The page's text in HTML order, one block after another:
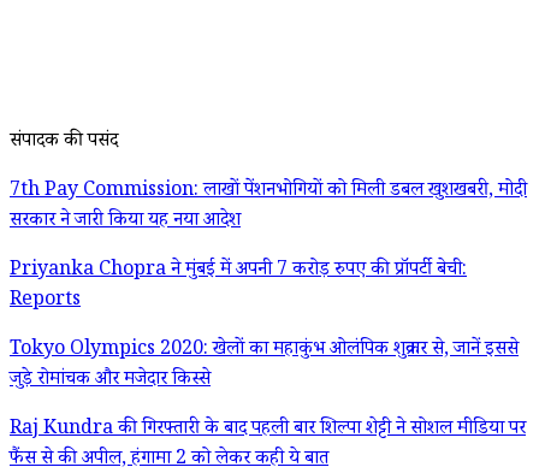
संपादक की पसंद
7th Pay Commission: लाखों पेंशनभोगियों को मिली डबल खुशखबरी, मोदी
सरकार ने जारी किया यह नया आदेश
Priyanka Chopra ने मुंबई में अपनी 7 करोड़ रुपए की प्रॉपर्टी बेची:
Reports
Tokyo Olympics 2020: खेलों का महाकुंभ ओलंपिक शुक्रवार से, जानें इससे
जुड़े रोमांचक और मजेदार किस्से
Raj Kundra की गिरफ्तारी के बाद पहली बार शिल्पा शेट्टी ने सोशल मीडिया पर
फैंस से की अपील, हंगामा 2 को लेकर कही ये बात